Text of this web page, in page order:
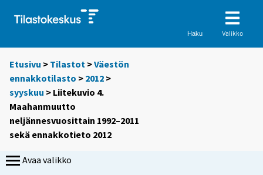
Haku Valikko
Etusivu > Tilastot >Väestön
ennakkotilasto > 2012 >
syyskuu > Liitekuvio 4.
Maahanmuutto
neljännesvuosittain 1992–2011
sekä ennakkotieto 2012
Avaa valikko